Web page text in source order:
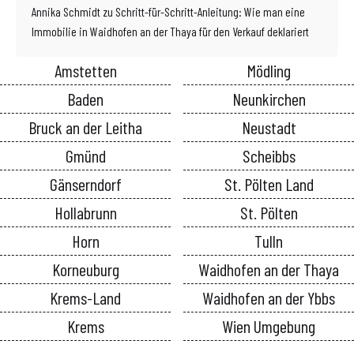
Annika Schmidt zu Schritt-für-Schritt-Anleitung: Wie man eine
Immobilie in Waidhofen an der Thaya für den Verkauf deklariert
Amstetten
Baden
Bruck an der Leitha
Gmünd
Gänserndorf
Hollabrunn
Horn
Korneuburg
Krems-Land
Krems
Mödling
Neunkirchen
Neustadt
Scheibbs
St. Pölten Land
St. Pölten
Tulln
Waidhofen an der Thaya
Waidhofen an der Ybbs
Wien Umgebung